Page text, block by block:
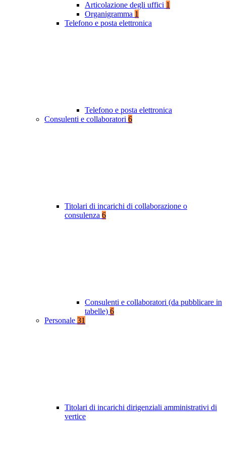
Articolazione degli uffici 1
Organigramma 1
Telefono e posta elettronica
Telefono e posta elettronica
Consulenti e collaboratori 6
Titolari di incarichi di collaborazione o
consulenza 6
Consulenti e collaboratori (da pubblicare in
tabelle) 6
Personale 31
Titolari di incarichi dirigenziali amministrativi di
vertice